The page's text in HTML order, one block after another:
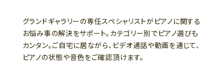
グランドギャラリーの専任スペシャリストがピアノに関する
お悩み事の解決をサポート。カテゴリー別でピアノ選びも
カンタン。ご自宅に居ながら、ビデオ通話や動画を通じて、
ピアノの状態や音色をご確認頂けます。